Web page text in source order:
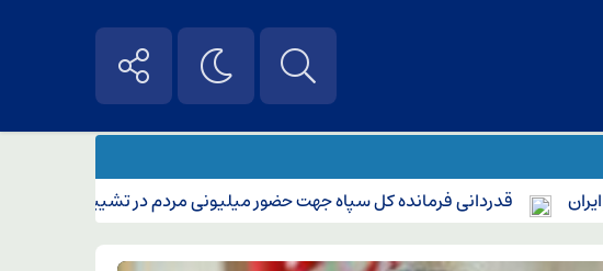
قدردانی فرمانده کل سپاه جهت حضور میلیونی مردم در تشییع قائد شهید امت